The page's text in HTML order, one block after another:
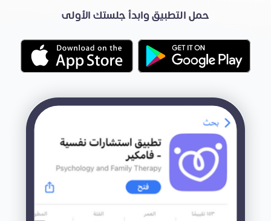
حمل التطبيق وابدأ جلستك الأولى